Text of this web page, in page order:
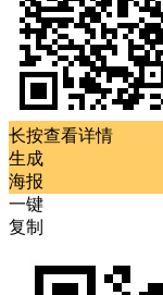
长按查看详情
生成
海报
一键
复制